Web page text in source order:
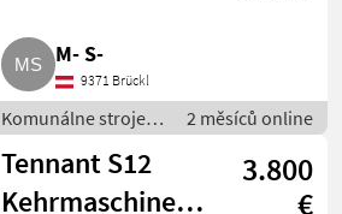
M- S-
9371 Brückl
Komunálne stroje /
Zametací stroj
2 měsíců online
Tennant S12
Kehrmaschine,
3.800
€